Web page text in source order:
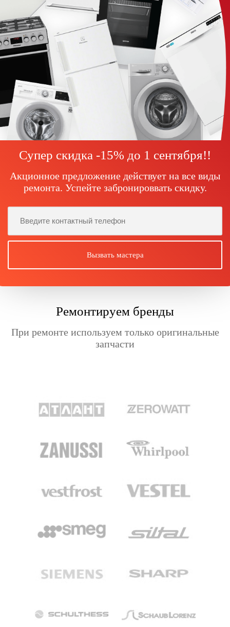
Супер скидка -15% до 1 сентября!!
Акционное предложение действует на все виды
ремонта. Успейте забронироввать скидку.
Ремонтируем бренды
При ремонте используем только оригинальные
запчасти